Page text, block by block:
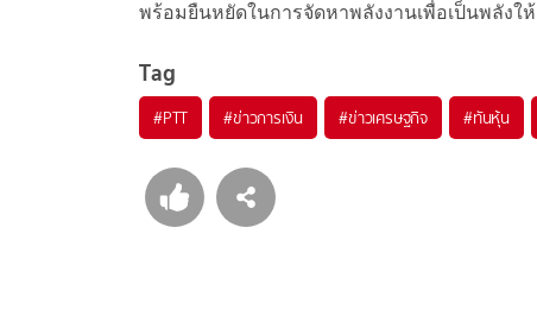
พร้อมยืนหยัดในการจัดหาพลังงานเพื่อเป็นพลัง
Tag
#PTT #ข่าวการเงิน #ข่าวเศรษฐกิจ #ทันหุ้น